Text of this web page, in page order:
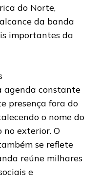
do Norte,
da banda
importantes da
agenda constante
presença fora do
o nome do
exterior. O
se reflete
reúne milhares
e